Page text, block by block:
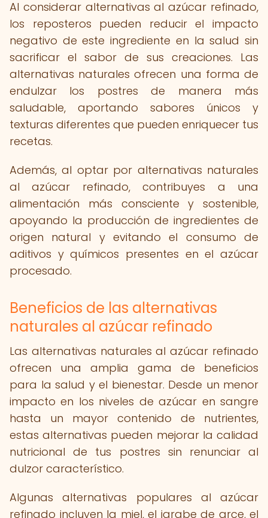
Al considerar alternativas al azúcar refinado,
los reposteros pueden reducir el impacto
negativo de este ingrediente en la salud sin
sacrificar el sabor de sus creaciones. Las
alternativas naturales ofrecen una forma de
endulzar los postres de manera más
saludable, aportando sabores únicos y
texturas diferentes que pueden enriquecer tus
recetas.
Además, al optar por alternativas naturales
al azúcar refinado, contribuyes a una
alimentación más consciente y sostenible,
apoyando la producción de ingredientes de
origen natural y evitando el consumo de
aditivos y químicos presentes en el azúcar
procesado.
Beneficios de las alternativas
naturales al azúcar refinado
Las alternativas naturales al azúcar refinado
ofrecen una amplia gama de beneficios
para la salud y el bienestar. Desde un menor
impacto en los niveles de azúcar en sangre
hasta un mayor contenido de nutrientes,
estas alternativas pueden mejorar la calidad
nutricional de tus postres sin renunciar al
dulzor característico.
Algunas alternativas populares al azúcar
refinado incluyen la miel, el jarabe de arce, el